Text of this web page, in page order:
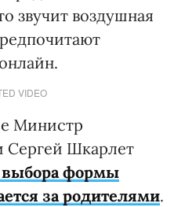
звучит воздушная
VIDEO
Министр
Сергей Шкарлет
выбора формы
за родителями.